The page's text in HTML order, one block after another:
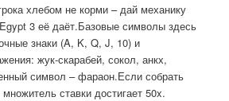
хлебом не корми – дай механику
3 её даёт.Базовые символы здесь
знаки (A, K, Q, J, 10) и
жук-скарабей, сокол, анкх,
символ – фараон.Если собрать
ставки достигает 50x.